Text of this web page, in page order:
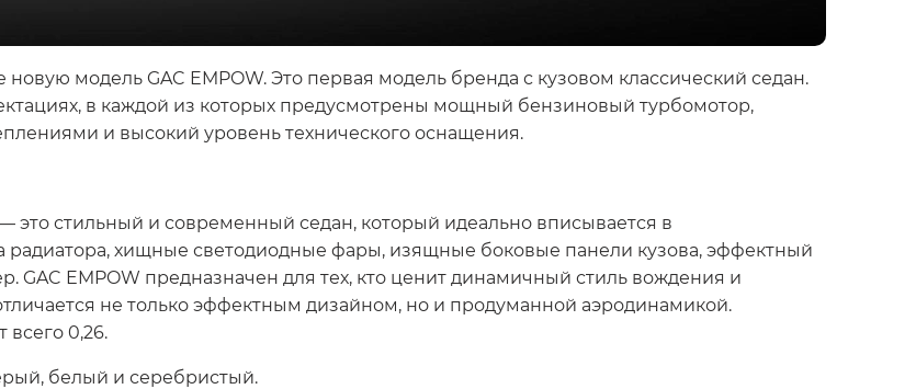
модель GAC EMPOW. Это первая модель бренда с кузовом классический седан.
в каждой из которых предусмотрены мощный бензиновый турбомотор,
и высокий уровень технического оснащения.
это стильный и современный седан, который идеально вписывается в
радиатора, хищные светодиодные фары, изящные боковые панели кузова, эффектный
EMPOW предназначен для тех, кто ценит динамичный стиль вождения и
не только эффектным дизайном, но и продуманной аэродинамикой.
0,26.
белый и серебристый.